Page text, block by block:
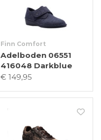
Finn Comfort
Adelboden 06551
416048 Darkblue
€ 149,95